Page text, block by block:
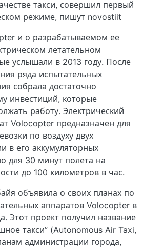
такси, совершил первый
режиме, пишут novostiit
и о разрабатываемом ее
летательном
услышали в 2013 году. После
ряда испытательных
собрала достаточно
инвестиций, которые
работу. Электрический
Volocopter предназначен для
по воздуху двух
в его аккумуляторных
для 30 минут полета на
до 100 километров в час.
объявила о своих планах по
аппаратов Volocopter в
Этот проект получил название
такси” (Autonomous Air Taxi,
администрации города,